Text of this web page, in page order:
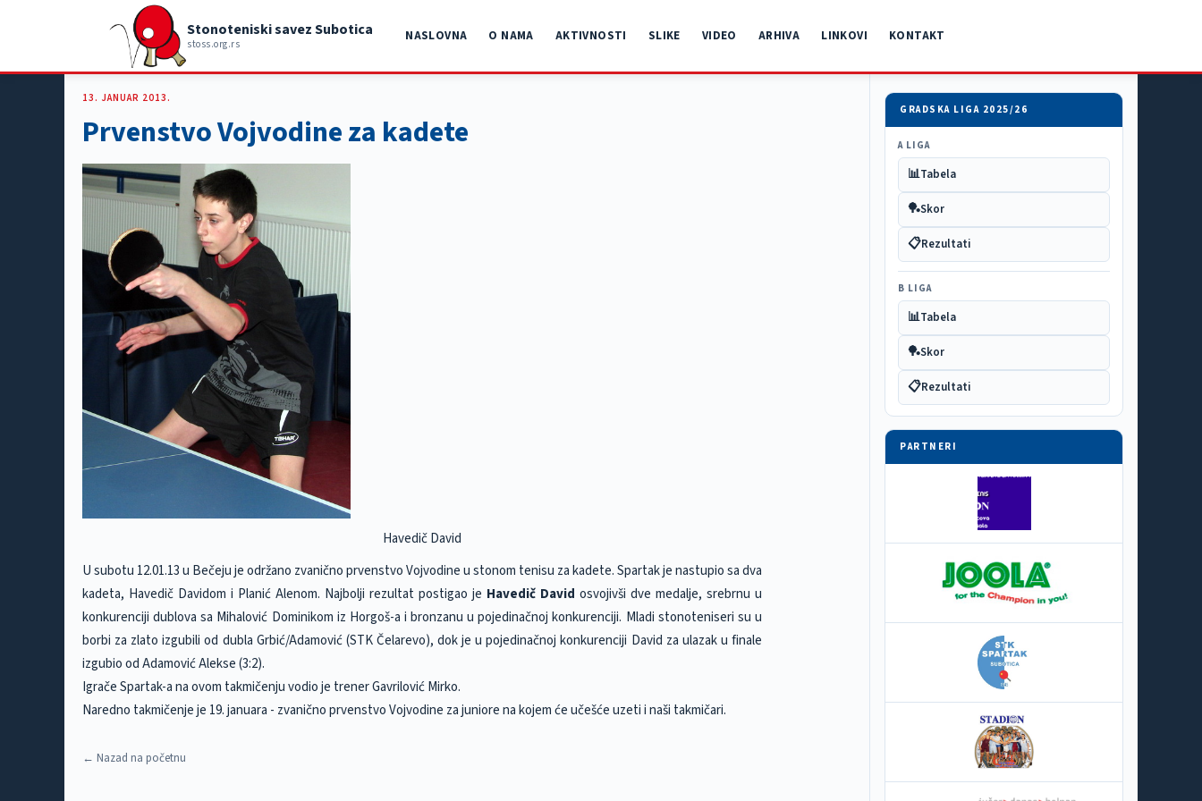
Stonoteniski savez Subotica
stoss.org.rs
NASLOVNA O NAMA AKTIVNOSTI SLIKE VIDEO ARHIVA LINKOVI KONTAKT
13. JANUAR 2013.
Prvenstvo Vojvodine za kadete
Havedič David
U subotu 12.01.13 u Bečeju je održano zvanično prvenstvo Vojvodine u stonom tenisu za kadete. Spartak je nastupio sa dva
kadeta, Havedič Davidom i Planić Alenom. Najbolji rezultat postigao je Havedič David osvojivši dve medalje, srebrnu u
konkurenciji dublova sa Mihalović Dominikom iz Horgoš-a i bronzanu u pojedinačnoj konkurenciji. Mladi stonoteniseri su u
borbi za zlato izgubili od dubla Grbić/Adamović (STK Čelarevo), dok je u pojedinačnoj konkurenciji David za ulazak u finale
izgubio od Adamović Alekse (3:2).
Igrače Spartak-a na ovom takmičenju vodio je trener Gavrilović Mirko.
Naredno takmičenje je 19. januara - zvanično prvenstvo Vojvodine za juniore na kojem će učešće uzeti i naši takmičari.
← Nazad na početnu
GRADSKA LIGA 2025/26
A LIGA
📊Tabela
🏓Skor
📋Rezultati
B LIGA
📊Tabela
🏓Skor
📋Rezultati
PARTNERI